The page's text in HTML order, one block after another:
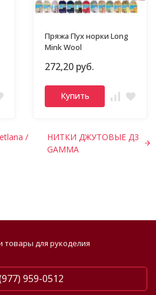
Пряжа Пух норки Long
Mink Wool
272,20 руб.
Купить
/
НИТКИ ДЖУТОВЫЕ Д3
GAMMA
товары для рукоделия
959-0512